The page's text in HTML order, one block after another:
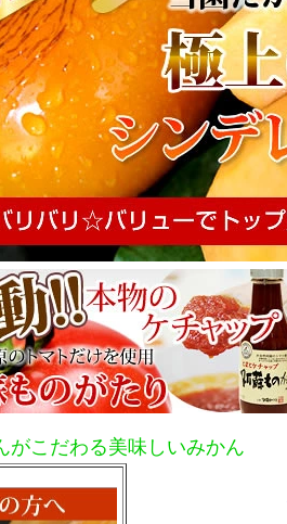
がこだわる美味しいみかん